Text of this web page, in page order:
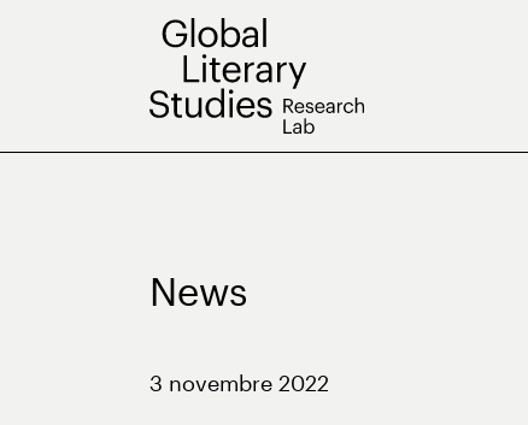
News
3 novembre 2022